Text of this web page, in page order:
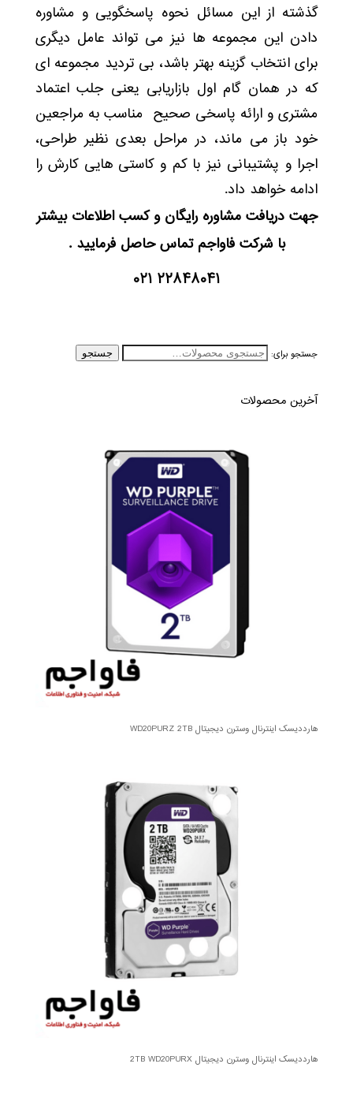
گذشته از این مسائل نحوه پاسخگویی و مشاوره
دادن این مجموعه ها نیز می تواند عامل دیگری
برای انتخاب گزینه بهتر باشد، بی تردید مجموعه ای
که در همان گام اول بازاریابی یعنی جلب اعتماد
مشتری و ارائه پاسخی صحیح مناسب به مراجعین
خود باز می ماند، در مراحل بعدی نظیر طراحی،
اجرا و پشتیبانی نیز با کم و کاستی هایی کارش را
ادامه خواهد داد.
جهت دریافت مشاوره رایگان و کسب اطلاعات بیشتر
با شرکت فاواجم تماس حاصل فرمایید .
۲۲۸۴۸۰۴۱ ۰۲۱
جستجو برای: جستجو
آخرین محصولات
هارددیسک اینترنال وسترن دیجیتال WD20PURZ 2TB
هارددیسک اینترنال وسترن دیجیتال 2TB WD20PURX